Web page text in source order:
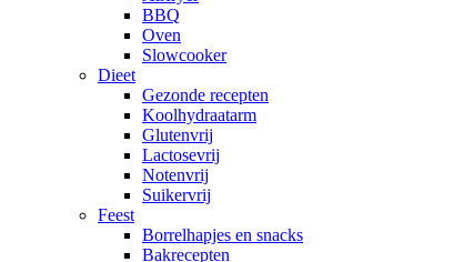
BBQ
Oven
Slowcooker
Dieet
Gezonde recepten
Koolhydraatarm
Glutenvrij
Lactosevrij
Notenvrij
Suikervrij
Feest
Borrelhapjes en snacks
Bakrecepten